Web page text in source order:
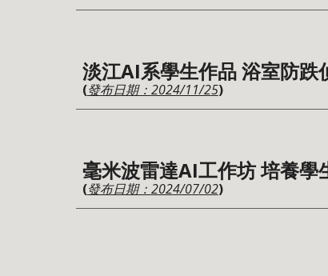
淡江AI系學生作品 浴室防跌
(發布日期： 2024/11/25)
毫米波雷達AI工作坊 培養學
(發布日期： 2024/07/02)